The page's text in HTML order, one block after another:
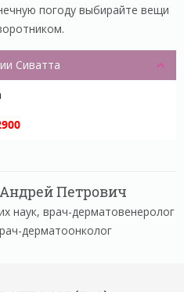
погоду выбирайте вещи
Сиватта
Петрович
наук, врач-дерматовенеролог
дерматоонколог